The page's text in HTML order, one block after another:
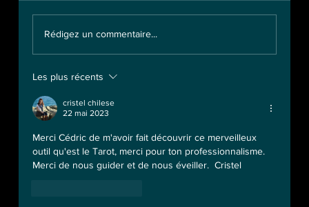
Astrologie: Que révèle l'Energie du signe
du lion sur votre personnalité?
Rédigez un commentaire...
Les plus récents
cristel chilese
22 mai 2023
Merci Cédric de m'avoir fait découvrir ce merveilleux
outil qu'est le Tarot, merci pour ton professionnalisme.
Merci de nous guider et de nous éveiller.  Cristel